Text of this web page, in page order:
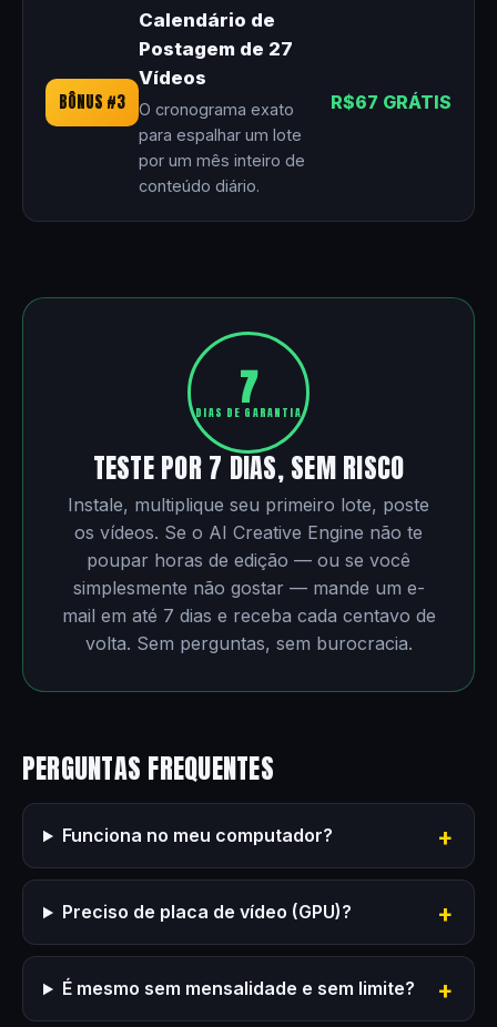
BÔNUS #3
Calendário de
Postagem de 27
Vídeos
O cronograma exato
para espalhar um lote
por um mês inteiro de
conteúdo diário.
R$67 GRÁTIS
7
DIAS DE GARANTIA
TESTE POR 7 DIAS, SEM RISCO
Instale, multiplique seu primeiro lote, poste
os vídeos. Se o AI Creative Engine não te
poupar horas de edição — ou se você
simplesmente não gostar — mande um e-
mail em até 7 dias e receba cada centavo de
volta. Sem perguntas, sem burocracia.
PERGUNTAS FREQUENTES
Funciona no meu computador?
Preciso de placa de vídeo (GPU)?
É mesmo sem mensalidade e sem limite?